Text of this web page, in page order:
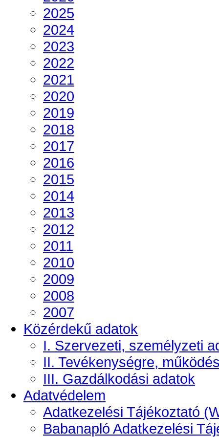
2025
2024
2023
2022
2021
2020
2019
2018
2017
2016
2015
2014
2013
2012
2011
2010
2009
2008
2007
Közérdekű adatok
I. Szervezeti, személyzeti
II. Tevékenységre,
III. Gazdálkodási adatok
Adatvédelem
Adatkezelési Tájékoztató
Babanapló Adatkezelési